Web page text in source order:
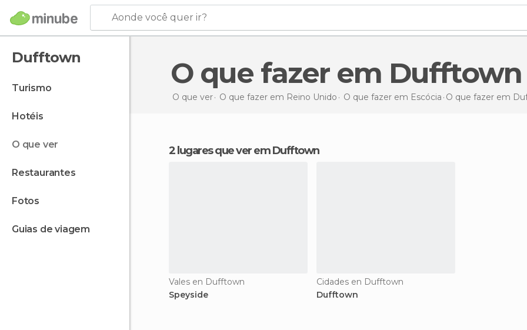
Aonde você quer ir?
Dufftown
turismo
hotéis
o que ver
restaurantes
fotos
guias de viagem
O que fazer em Dufftown
O que ver O que fazer em Reino Unido O que fazer em Escócia O que fazer em
2 lugares que ver em Dufftown
Vales en Dufftown
Speyside
Cidades en Dufftown
Dufftown